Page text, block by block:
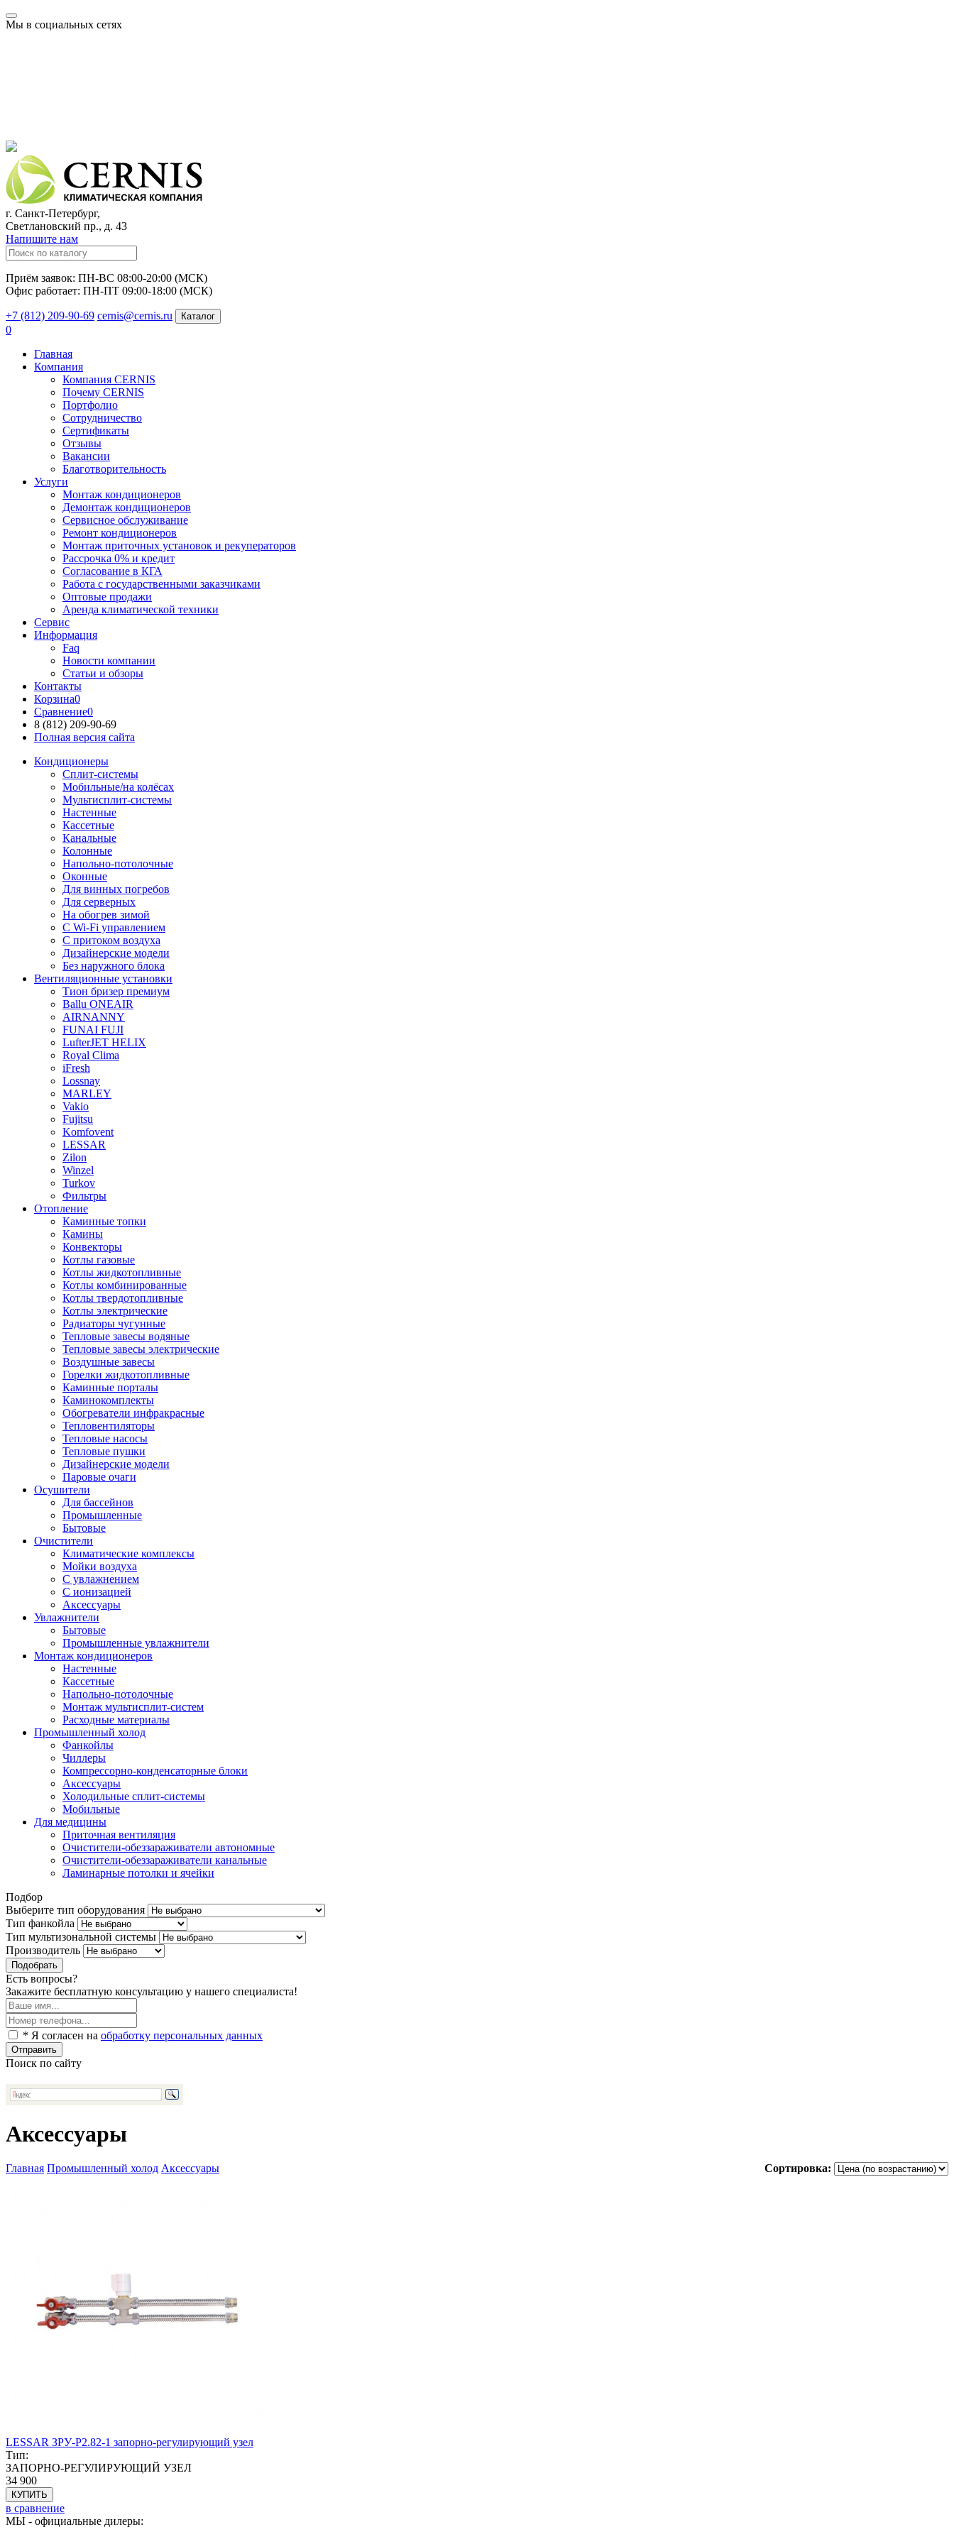
Мы в социальных сетях
г. Санкт-Петербург,
Светлановский пр., д. 43
Напишите нам
Приём заявок: ПН-ВС 08:00-20:00 (МСК)
Офис работает: ПН-ПТ 09:00-18:00 (МСК)
+7 (812) 209-90-69 cernis@cernis.ru Каталог
0
Главная
Компания
Компания CERNIS
Почему CERNIS
Портфолио
Сотрудничество
Сертификаты
Отзывы
Вакансии
Благотворительность
Услуги
Монтаж кондиционеров
Демонтаж кондиционеров
Сервисное обслуживание
Ремонт кондиционеров
Монтаж приточных установок и рекуператоров
Рассрочка 0% и кредит
Согласование в КГА
Работа с государственными заказчиками
Оптовые продажи
Аренда климатической техники
Сервис
Информация
Faq
Новости компании
Статьи и обзоры
Контакты
Корзина0
Сравнение0
8 (812) 209-90-69
Полная версия сайта
Кондиционеры
Сплит-системы
Мобильные/на колёсах
Мультисплит-системы
Настенные
Кассетные
Канальные
Колонные
Напольно-потолочные
Оконные
Для винных погребов
Для серверных
На обогрев зимой
С Wi-Fi управлением
С притоком воздуха
Дизайнерские модели
Без наружного блока
Вентиляционные установки
Тион бризер премиум
Ballu ONEAIR
AIRNANNY
FUNAI FUJI
LufterJET HELIX
Royal Clima
iFresh
Lossnay
MARLEY
Vakio
Fujitsu
Komfovent
LESSAR
Zilon
Winzel
Turkov
Фильтры
Отопление
Каминные топки
Камины
Конвекторы
Котлы газовые
Котлы жидкотопливные
Котлы комбинированные
Котлы твердотопливные
Котлы электрические
Радиаторы чугунные
Тепловые завесы водяные
Тепловые завесы электрические
Воздушные завесы
Горелки жидкотопливные
Каминные порталы
Каминокомплекты
Обогреватели инфракрасные
Тепловентиляторы
Тепловые насосы
Тепловые пушки
Дизайнерские модели
Паровые очаги
Осушители
Для бассейнов
Промышленные
Бытовые
Очистители
Климатические комплексы
Мойки воздуха
С увлажнением
С ионизацией
Аксеcсуары
Увлажнители
Бытовые
Промышленные увлажнители
Монтаж кондиционеров
Настенные
Кассетные
Напольно-потолочные
Монтаж мультисплит-систем
Расходные материалы
Промышленный холод
Фанкойлы
Чиллеры
Компрессорно-конденсаторные блоки
Аксессуары
Холодильные сплит-системы
Мобильные
Для медицины
Приточная вентиляция
Очистители-обеззараживатели автономные
Очистители-обеззараживатели канальные
Ламинарные потолки и ячейки
Подбор
Выберите тип оборудования
Тип фанкойла
Тип мультизональной системы
Производитель
Подобрать
Есть вопросы?
Закажите бесплатную консультацию у нашего специалиста!
* Я согласен на обработку персональных данных
Отправить
Поиск по сайту
Аксессуары
Главная Промышленный холод Аксессуары Сортировка:
LESSAR ЗРУ-Р2.82-1 запорно-регулирующий узел
Тип:
ЗАПОРНО-РЕГУЛИРУЮЩИЙ УЗЕЛ
34 900
КУПИТЬ
в сравнение
МЫ - официальные дилеры: